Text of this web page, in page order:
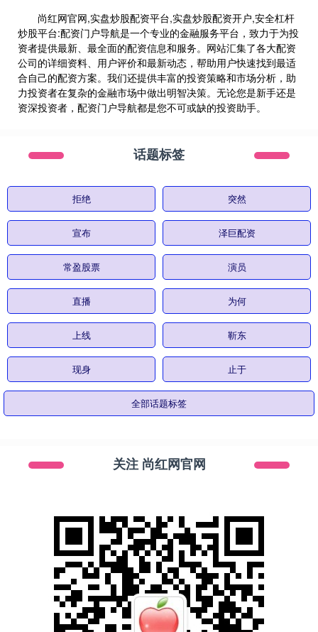
尚红网官网,实盘炒股配资平台,实盘炒股配资开户,安全杠杆
炒股平台:配资门户导航是一个专业的金融服务平台，致力于为投
资者提供最新、最全面的配资信息和服务。网站汇集了各大配资
公司的详细资料、用户评价和最新动态，帮助用户快速找到最适
合自己的配资方案。我们还提供丰富的投资策略和市场分析，助
力投资者在复杂的金融市场中做出明智决策。无论您是新手还是
资深投资者，配资门户导航都是您不可或缺的投资助手。
话题标签
拒绝 突然
宣布 泽巨配资
常盈股票 演员
直播 为何
上线 靳东
现身 止于
全部话题标签
关注 尚红网官网